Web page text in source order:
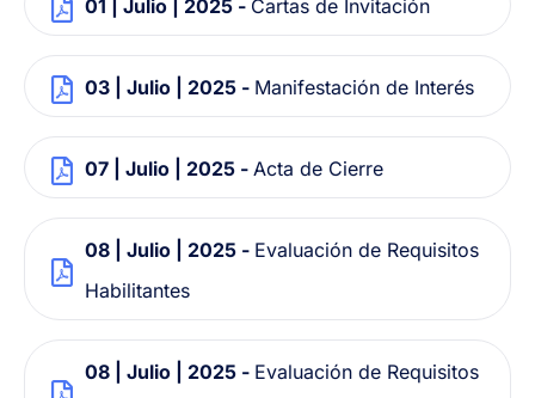
01 | Julio | 2025 - Cartas de Invitación
03 | Julio | 2025 - Manifestación de Interés
07 | Julio | 2025 - Acta de Cierre
08 | Julio | 2025 - Evaluación de Requisitos
Habilitantes
08 | Julio | 2025 - Evaluación de Requisitos